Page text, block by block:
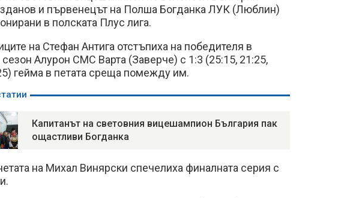
и първенецът на Полша Богданка ЛУК (Люблин)
в полската Плус лига.
на Стефан Антига отстъпиха на победителя в
Алурон СМС Варта (Заверче) с 1:3 (25:15, 21:25,
гейма в петата среща помежду им.
Капитанът на световния вицешампион България пак
ощастливи Богданка
на Михал Винярски спечелиха финалната серия с